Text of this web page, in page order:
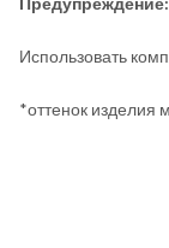
Использовать
*оттенок изделия